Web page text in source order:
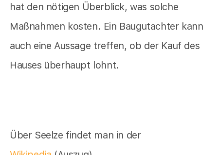
hat den nötigen Überblick, was solche
Maßnahmen kosten. Ein Baugutachter kann
auch eine Aussage treffen, ob der Kauf des
Hauses überhaupt lohnt.
Über Seelze findet man in der